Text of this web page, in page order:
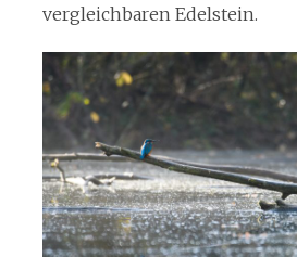
vergleichbaren Edelstein.